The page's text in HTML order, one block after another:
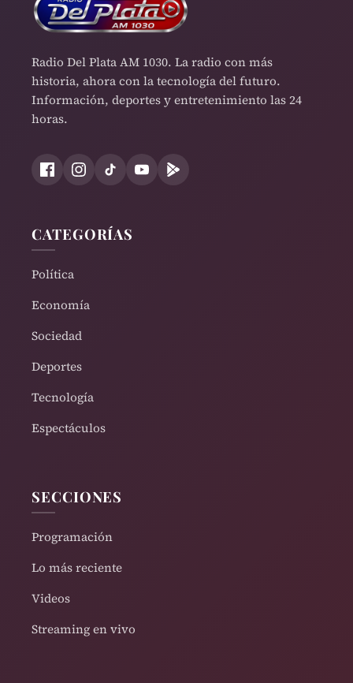
Radio Del Plata AM 1030. La radio con más
historia, ahora con la tecnología del futuro.
Información, deportes y entretenimiento las 24
horas.
CATEGORÍAS
Política
Economía
Sociedad
Deportes
Tecnología
Espectáculos
SECCIONES
Programación
Lo más reciente
Videos
Streaming en vivo